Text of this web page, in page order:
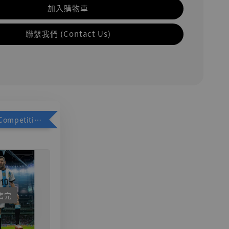
加入購物車
聯繫我們 (Contact Us)
加購優惠【Competitive Toys 梅西 [CM001]】
完